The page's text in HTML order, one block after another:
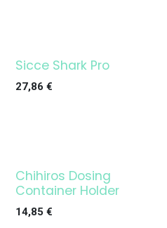
¡OFERTA!
Sicce Shark Pro
27,86 €
¡OFERTA!
Chihiros Dosing
Container Holder
14,85 €